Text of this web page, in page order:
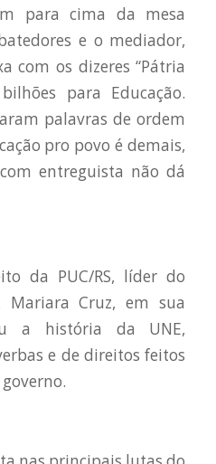
para cima da mesa
e o mediador,
com os dizeres “Pátria
para Educação.
palavras de ordem
pro povo é demais,
entreguista não dá
da PUC/RS, líder do
Mariara Cruz, em sua
a história da UNE,
e de direitos feitos